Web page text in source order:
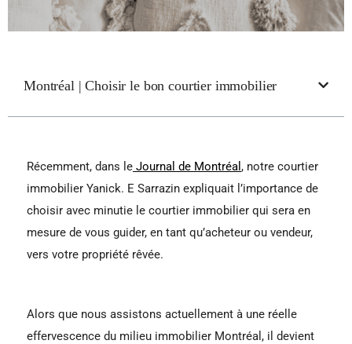
Montréal | Choisir le bon courtier immobilier
Récemment, dans le Journal de Montréal , notre courtier
immobilier Yanick. E Sarrazin expliquait l’importance de
choisir avec minutie le courtier immobilier qui sera en
mesure de vous guider, en tant qu’acheteur ou vendeur,
vers votre propriété rêvée.
Alors que nous assistons actuellement à une réelle
effervescence du milieu immobilier Montréal, il devient